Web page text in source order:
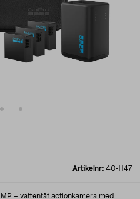
Artikelnr: 40-1147
– vattentät actionkamera med